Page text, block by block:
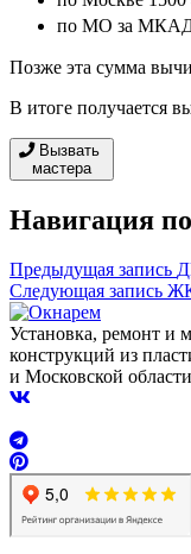
по МО за МКАД
Позже эта сумма
В итоге получается
Вызвать
мастера
Навигация
Предыдущая запись
Следующая запись
Установка, ремонт и
конструкций из
и Московской области